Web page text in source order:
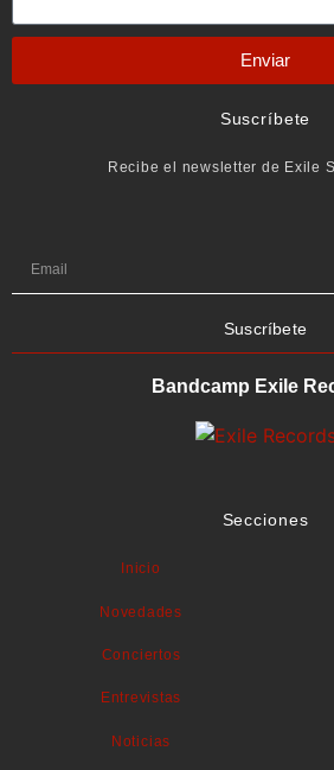
Enviar
Suscríbete
Recibe el newsletter de Exile
Suscríbete
Bandcamp Exile
Secciones
Inicio
Novedades
Conciertos
Entrevistas
Noticias